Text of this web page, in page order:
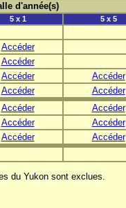
d'année(s)
5 x 1 5 x 5
Accéder
Accéder
Accéder Accéder
Accéder Accéder
Accéder Accéder
Accéder Accéder
Accéder Accéder
du Yukon sont exclues.